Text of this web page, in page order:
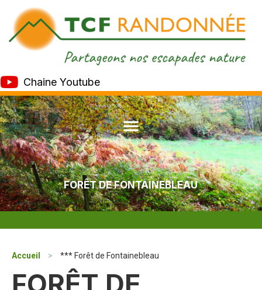
Chaine Youtube
FORÊT DE FONTAINEBLEAU
Accueil > *** Forêt de Fontainebleau